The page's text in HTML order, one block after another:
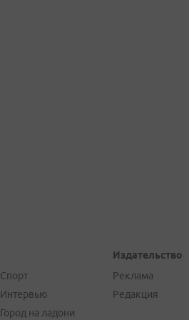
Спорт
Интервью
Город на ладони
Издательство
Реклама
Редакция